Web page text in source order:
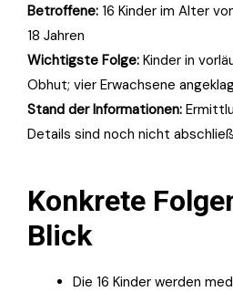
Betroffene: 16 Kinder im Alter
18 Jahren
Wichtigste Folge: Kinder in
Obhut; vier Erwachsene
Stand der Informationen:
Details sind noch nicht
Konkrete
Blick
Die 16 Kinder werden